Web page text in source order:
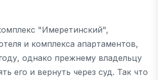
"Имеретинский",
и комплекса апартаментов,
однако прежнему владельцу
его и вернуть через суд. Так что